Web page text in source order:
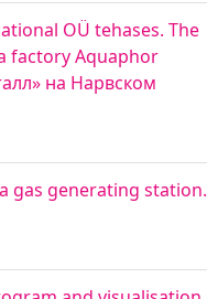
OÜ tehases. The
factory Aquaphor
на Нарвском
gas generating station.